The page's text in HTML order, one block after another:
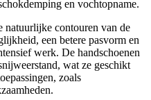
en vochtopname.
natuurlijke contouren van de
een betere pasvorm en
werk. De handschoenen
wat ze geschikt
zoals